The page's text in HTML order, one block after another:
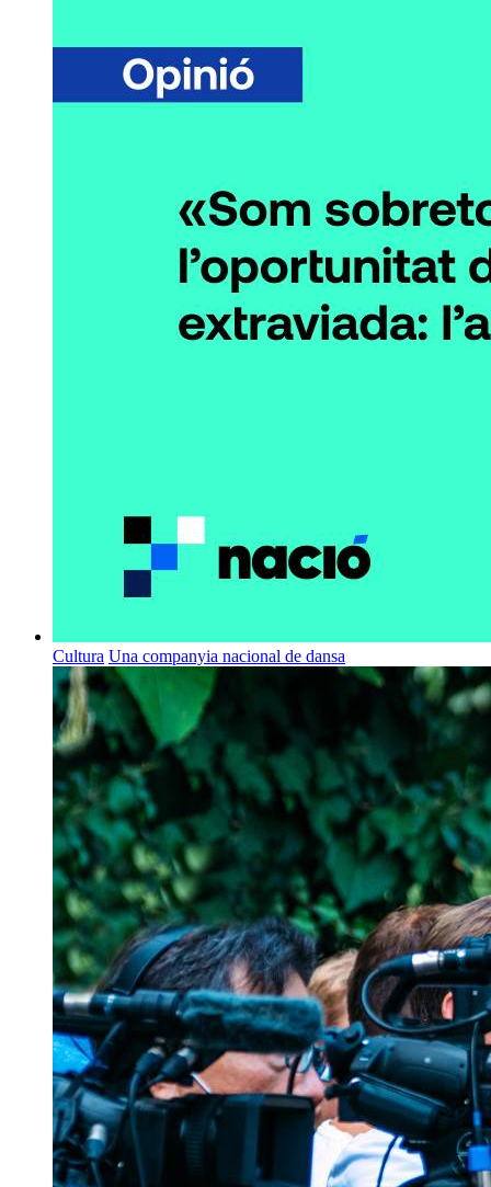
Cultura Una companyia nacional de dansa